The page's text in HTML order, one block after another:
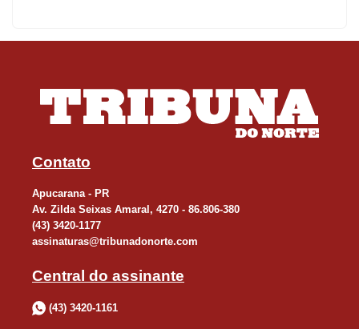
Contato
Apucarana - PR
Av. Zilda Seixas Amaral, 4270 - 86.806-380
(43) 3420-1177
assinaturas@tribunadonorte.com
Central do assinante
(43) 3420-1161